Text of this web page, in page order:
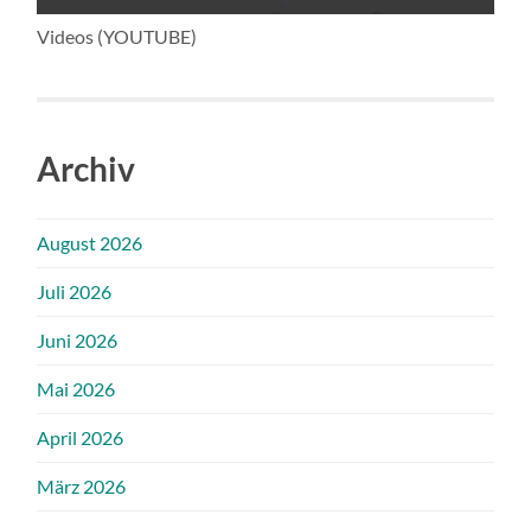
Videos (YOUTUBE)
Archiv
August 2026
Juli 2026
Juni 2026
Mai 2026
April 2026
März 2026